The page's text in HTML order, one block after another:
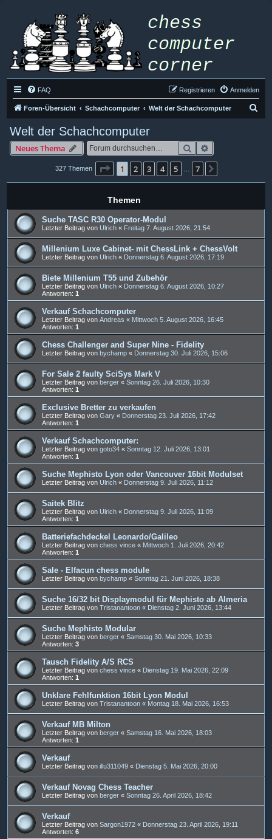
FAQ Anmelden
Registrieren
Foren-Übersicht Schachcomputer Welt der Schachcomputer
Welt der Schachcomputer
Neues Thema Suche
327 Themen Seite 1von
1 2 3 4 5 7
Themen
Suche TASC R30 Operator-Modul
Letzter Beitrag von Ulrich « Freitag 7. August 2026, 21:54
Millenium Luxe Cabinet- mit ChessLink + ChessVolt
Letzter Beitrag von Ulrich « Donnerstag 6. August 2026, 17:19
Biete Millenium T55 und Zubehör
Letzter Beitrag von Ulrich « Donnerstag 6. August 2026, 10:27
Antworten: 1
Verkauf Schachcomputer
Letzter Beitrag von Andreas « Mittwoch 5. August 2026, 16:45
Antworten: 1
Chess Challenger and Super Nine - Fidelity
Letzter Beitrag von bychamp « Donnerstag 30. Juli 2026, 15:06
For Sale 2 faulty SciSys Mark V
Letzter Beitrag von berger « Sonntag 26. Juli 2026, 10:30
Antworten: 1
Exclusive Bretter zu verkaufen
Letzter Beitrag von Gary « Donnerstag 23. Juli 2026, 17:42
Antworten: 1
Verkauf Schachcomputer:
Letzter Beitrag von goto34 « Sonntag 12. Juli 2026, 13:01
Antworten: 1
Suche Mephisto Lyon oder Vancouver 16bit Modulset
Letzter Beitrag von Ulrich « Donnerstag 9. Juli 2026, 11:12
Saitek Blitz
Letzter Beitrag von Ulrich « Donnerstag 9. Juli 2026, 11:09
Antworten: 1
Batteriefachdeckel Leonardo/Galileo
Letzter Beitrag von chess vince « Mittwoch 1. Juli 2026, 20:42
Antworten: 1
Sale - Elfacun chess module
Letzter Beitrag von bychamp « Sonntag 21. Juni 2026, 18:38
Suche 16/32 bit Displaymodul für Mephisto ab Almeria
Letzter Beitrag von Tristanantoon « Dienstag 2. Juni 2026, 13:44
Suche Mephisto Modular
Letzter Beitrag von berger « Samstag 30. Mai 2026, 10:33
Antworten: 3
Tausch Fidelity A/S RCS
Letzter Beitrag von chess vince « Dienstag 19. Mai 2026, 22:09
Antworten: 1
Unklare Fehlfunktion 16bit Lyon Modul
Letzter Beitrag von Tristanantoon « Montag 18. Mai 2026, 16:53
Verkauf MB Milton
Letzter Beitrag von berger « Samstag 16. Mai 2026, 18:03
Antworten: 1
Verkauf
Letzter Beitrag von illu311049 « Dienstag 5. Mai 2026, 20:00
Verkauf Novag Chess Teacher
Letzter Beitrag von berger « Sonntag 26. April 2026, 18:42
Verkauf
Letzter Beitrag von Sargon1972 « Donnerstag 23. April 2026, 19:11
Antworten: 6